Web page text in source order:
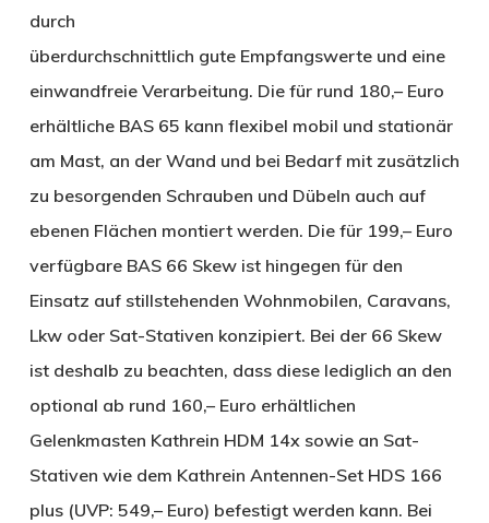
durch
überdurchschnittlich gute Empfangswerte und eine
einwandfreie Verarbeitung. Die für rund 180,– Euro
erhältliche BAS 65 kann flexibel mobil und stationär
am Mast, an der Wand und bei Bedarf mit zusätzlich
zu besorgenden Schrauben und Dübeln auch auf
ebenen Flächen montiert werden. Die für 199,– Euro
verfügbare BAS 66 Skew ist hingegen für den
Einsatz auf stillstehenden Wohnmobilen, Caravans,
Lkw oder Sat-Stativen konzipiert. Bei der 66 Skew
ist deshalb zu beachten, dass diese lediglich an den
optional ab rund 160,– Euro erhältlichen
Gelenkmasten Kathrein HDM 14x sowie an Sat-
Stativen wie dem Kathrein Antennen-Set HDS 166
plus (UVP: 549,– Euro) befestigt werden kann. Bei